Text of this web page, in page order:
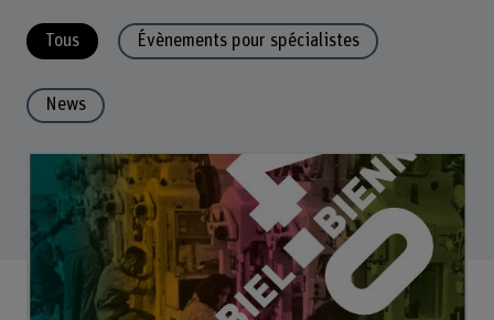
Tous Évènements pour spécialistes
News